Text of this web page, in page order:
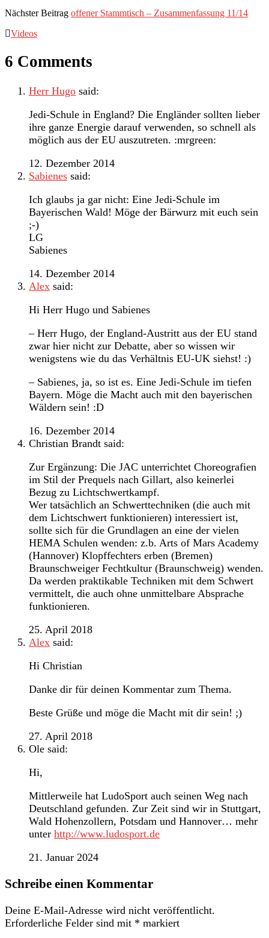
Nächster Beitrag offener Stammtisch – Zusammenfassung 11/14
Videos
6 Comments
Herr Hugo said:
Jedi-Schule in England? Die Engländer sollten lieber
ihre ganze Energie darauf verwenden, so schnell als
möglich aus der EU auszutreten. :mrgreen:
12. Dezember 2014
Sabienes said:
Ich glaubs ja gar nicht: Eine Jedi-Schule im
Bayerischen Wald! Möge der Bärwurz mit euch sein
;-)
LG
Sabienes
14. Dezember 2014
Alex said:
Hi Herr Hugo und Sabienes
– Herr Hugo, der England-Austritt aus der EU stand
zwar hier nicht zur Debatte, aber so wissen wir
wenigstens wie du das Verhältnis EU-UK siehst! :)
– Sabienes, ja, so ist es. Eine Jedi-Schule im tiefen
Bayern. Möge die Macht auch mit den bayerischen
Wäldern sein! :D
16. Dezember 2014
Christian Brandt said:
Zur Ergänzung: Die JAC unterrichtet Choreografien
im Stil der Prequels nach Gillart, also keinerlei
Bezug zu Lichtschwertkampf.
Wer tatsächlich an Schwerttechniken (die auch mit
dem Lichtschwert funktionieren) interessiert ist,
sollte sich für die Grundlagen an eine der vielen
HEMA Schulen wenden: z.b. Arts of Mars Academy
(Hannover) Klopffechters erben (Bremen)
Braunschweiger Fechtkultur (Braunschweig) wenden.
Da werden praktikable Techniken mit dem Schwert
vermittelt, die auch ohne unmittelbare Absprache
funktionieren.
25. April 2018
Alex said:
Hi Christian
Danke dir für deinen Kommentar zum Thema.
Beste Grüße und möge die Macht mit dir sein! ;)
27. April 2018
Ole said:
Hi,
Mittlerweile hat LudoSport auch seinen Weg nach
Deutschland gefunden. Zur Zeit sind wir in Stuttgart,
Wald Hohenzollern, Potsdam und Hannover… mehr
unter http://www.ludosport.de
21. Januar 2024
Schreibe einen Kommentar
Deine E-Mail-Adresse wird nicht veröffentlicht.
Erforderliche Felder sind mit * markiert